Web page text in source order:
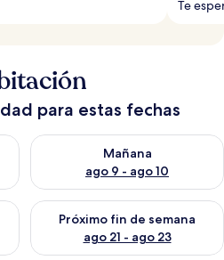
Te
para estas fechas
hoy ago 8 - ago 9
Mañana
ago 9 - ago 10
Consulta la disponibilidad
este fin de semana ago 14 -
Próximo fin de semana
ago 21 - ago 23
Consulta la disponibilidad